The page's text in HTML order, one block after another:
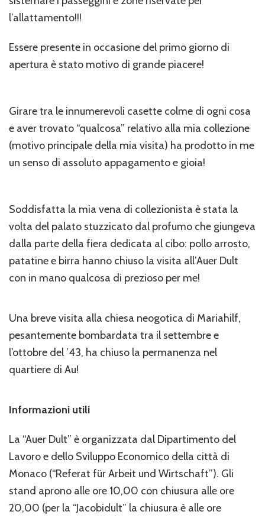
l’allattamento!!!
Essere presente in occasione del primo giorno di
apertura è stato motivo di grande piacere!
Girare tra le innumerevoli casette colme di ogni cosa
e aver trovato “qualcosa” relativo alla mia collezione
(motivo principale della mia visita) ha prodotto in me
un senso di assoluto appagamento e gioia!
Soddisfatta la mia vena di collezionista è stata la
volta del palato stuzzicato dal profumo che giungeva
dalla parte della fiera dedicata al cibo: pollo arrosto,
patatine e birra hanno chiuso la visita all’Auer Dult
con in mano qualcosa di prezioso per me!
Una breve visita alla chiesa neogotica di Mariahilf,
pesantemente bombardata tra il settembre e
l’ottobre del ’43, ha chiuso la permanenza nel
quartiere di Au!
Informazioni utili
La “Auer Dult” è organizzata dal Dipartimento del
Lavoro e dello Sviluppo Economico della città di
Monaco (“Referat für Arbeit und Wirtschaft”). Gli
stand aprono alle ore 10,00 con chiusura alle ore
20,00 (per la “Jacobidult” la chiusura è alle ore